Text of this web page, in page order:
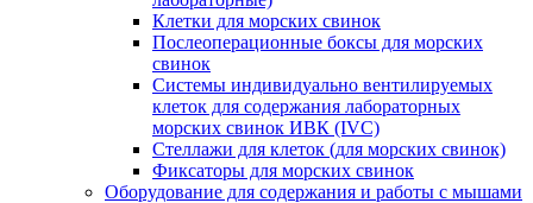
Клетки для морских свинок
Послеоперационные боксы для морских
свинок
Системы индивидуально вентилируемых
клеток для содержания лабораторных
морских свинок ИВК (IVC)
Стеллажи для клеток (для морских свинок)
Фиксаторы для морских свинок
Оборудование для содержания и работы с мышами